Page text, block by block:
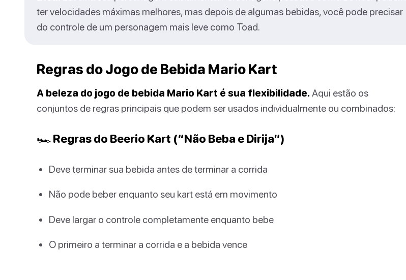
ter velocidades máximas melhores, mas depois de algumas bebidas, você pode precisar
do controle de um personagem mais leve como Toad.
Regras do Jogo de Bebida Mario Kart
A beleza do jogo de bebida Mario Kart é sua flexibilidade. Aqui estão os
conjuntos de regras principais que podem ser usados individualmente ou combinados:
🏎️ Regras do Beerio Kart (“Não Beba e Dirija”)
Deve terminar sua bebida antes de terminar a corrida
Não pode beber enquanto seu kart está em movimento
Deve largar o controle completamente enquanto bebe
O primeiro a terminar a corrida e a bebida vence